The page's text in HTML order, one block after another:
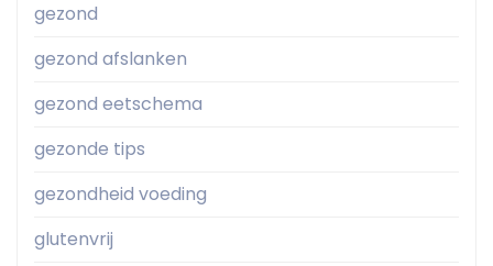
gezond
gezond afslanken
gezond eetschema
gezonde tips
gezondheid voeding
glutenvrij